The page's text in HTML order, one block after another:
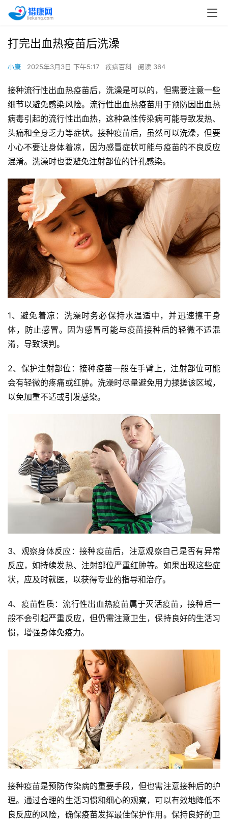
打完出血热疫苗后洗澡
小康 2025年3月3日 下午5:17 疾病百科 阅读 364
接种流行性出血热疫苗后，洗澡是可以的，但需要注意一些
细节以避免感染风险。流行性出血热疫苗用于预防因出血热
病毒引起的流行性出血热，这种急性传染病可能导致发热、
头痛和全身乏力等症状。接种疫苗后，虽然可以洗澡，但要
小心不要让身体着凉，因为感冒症状可能与疫苗的不良反应
混淆。洗澡时也要避免注射部位的针孔感染。
1、避免着凉：洗澡时务必保持水温适中，并迅速擦干身
体，防止感冒。因为感冒可能与疫苗接种后的轻微不适混
淆，导致误判。
2、保护注射部位：接种疫苗一般在手臂上，注射部位可能
会有轻微的疼痛或红肿。洗澡时尽量避免用力揉搓该区域，
以免加重不适或引发感染。
3、观察身体反应：接种疫苗后，注意观察自己是否有异常
反应，如持续发热、注射部位严重红肿等。如果出现这些症
状，应及时就医，以获得专业的指导和治疗。
4、疫苗性质：流行性出血热疫苗属于灭活疫苗，接种后一
般不会引起严重反应，但仍需注意卫生，保持良好的生活习
惯，增强身体免疫力。
接种疫苗是预防传染病的重要手段，但也需注意接种后的护
理。通过合理的生活习惯和细心的观察，可以有效地降低不
良反应的风险，确保疫苗发挥最佳保护作用。保持良好的卫